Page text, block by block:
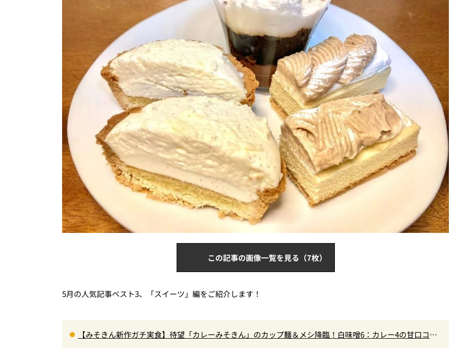
この記事の画像一覧を見る（7枚）
5月の人気記事ベスト3、「スイーツ」編をご紹介します！
【みそきん新作ガチ実食】待望「カレーみそきん」のカップ麺＆メシ降臨！白味噌6：カレー4の甘口コク